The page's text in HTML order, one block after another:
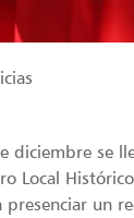
diciembre se
Local
presenciar un